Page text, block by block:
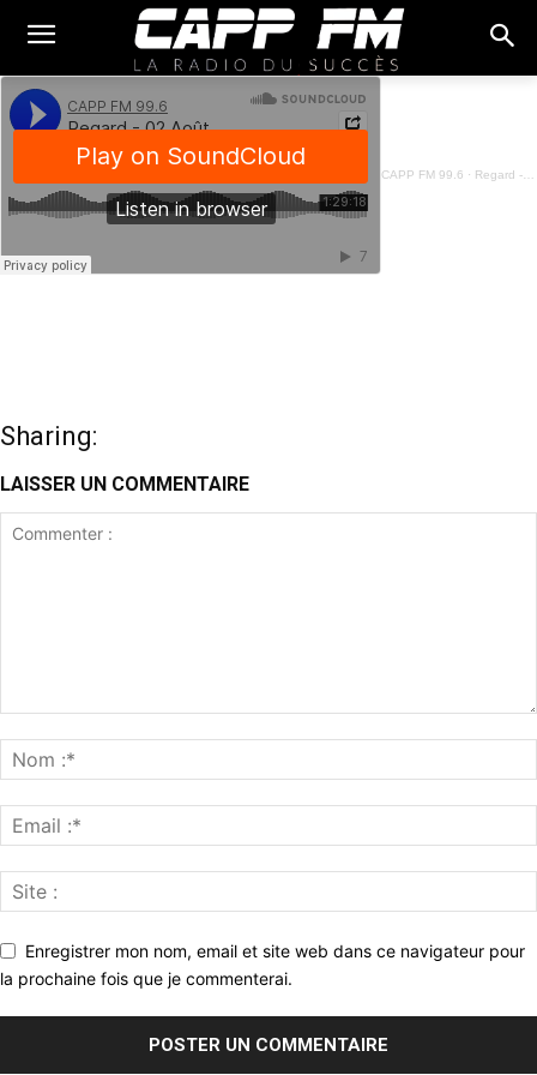
CAPP FM 99.6 · Regard - 02 Août 2025
Sharing:
LAISSER UN COMMENTAIRE
Enregistrer mon nom, email et site web dans ce navigateur pour
la prochaine fois que je commenterai.